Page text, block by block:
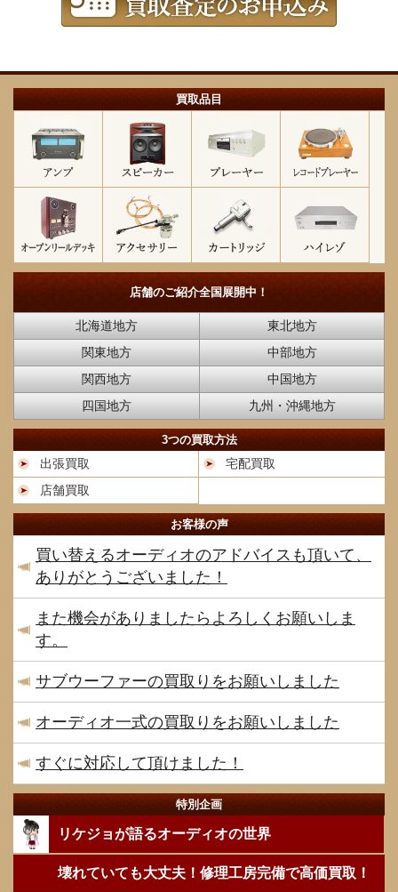
買取品目
店舗のご紹介全国展開中！
北海道地方
東北地方
関東地方
中部地方
関西地方
中国地方
四国地方
九州・沖縄地方
3つの買取方法
出張買取
宅配買取
店舗買取
お客様の声
買い替えるオーディオのアドバイスも頂いて、
ありがとうございました！
また機会がありましたらよろしくお願いしま
す。
サブウーファーの買取りをお願いしました
オーディオ一式の買取りをお願いしました
すぐに対応して頂けました！
特別企画
リケジョが語るオーディオの世界
壊れていても大丈夫！修理工房完備で高価買取！